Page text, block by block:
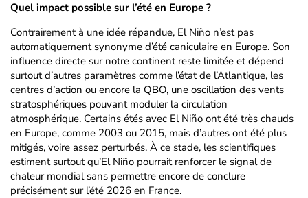
Quel impact possible sur l’été en Europe ?
Contrairement à une idée répandue, El Niño n’est pas
automatiquement synonyme d’été caniculaire en Europe. Son
influence directe sur notre continent reste limitée et dépend
surtout d’autres paramètres comme l’état de l’Atlantique, les
centres d’action ou encore la QBO, une oscillation des vents
stratosphériques pouvant moduler la circulation
atmosphérique. Certains étés avec El Niño ont été très chauds
en Europe, comme 2003 ou 2015, mais d’autres ont été plus
mitigés, voire assez perturbés. À ce stade, les scientifiques
estiment surtout qu’El Niño pourrait renforcer le signal de
chaleur mondial sans permettre encore de conclure
précisément sur l’été 2026 en France.